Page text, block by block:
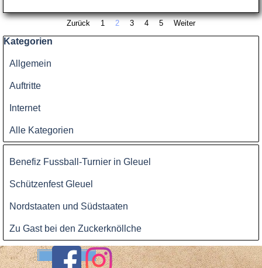
Zurück Gehen Sie zu Seite:
1 Aktuelle Seite:
2 Gehen Sie zu Seite:
3 Gehen Sie zu Seite:
4 Gehen Sie zu Seite:
5
Weiter
Block überspringen Kategorien
Kategorien
Allgemein
Auftritte
Internet
Alle Kategorien
Benefiz Fussball-Turnier in Gleuel
Schützenfest Gleuel
Nordstaaten und Südstaaten
Zu Gast bei den Zuckerknöllche
Benutzername:
Passwort: